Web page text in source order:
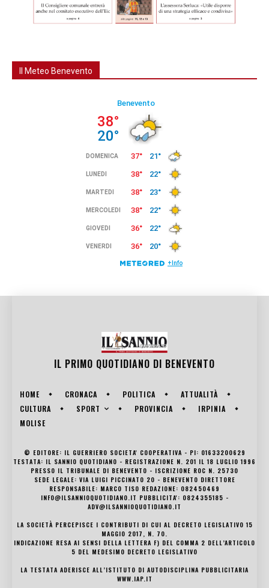
Il Meteo Benevento
IL PRIMO QUOTIDIANO DI BENEVENTO
HOME CRONACA POLITICA
ATTUALITÀ
CULTURA
SPORT PROVINCIA
IRPINIA
MOLISE
© EDITORE: IL GUERRIERO SOCIETA' COOPERATIVA - PI: 01633200629
TESTATA: IL SANNIO QUOTIDIANO - REGISTRAZIONE N. 201 IL 18 LUGLIO 1996
PRESSO IL TRIBUNALE DI BENEVENTO - ISCRIZIONE ROC N. 25730
SEDE LEGALE: VIA LUIGI PICCINATO 20 - BENEVENTO DIRETTORE
RESPONSABILE: MARCO TISO REDAZIONE: 082450469
INFO@ILSANNIOQUOTIDIANO.IT PUBBLICITA': 0824355185 -
ADV@ILSANNIOQUOTIDIANO.IT
LA SOCIETÀ PERCEPISCE I CONTRIBUTI DI CUI AL DECRETO LEGISLATIVO 15
MAGGIO 2017, N. 70.
INDICAZIONE RESA AI SENSI DELLA LETTERA F) DEL COMMA 2 DELL’ARTICOLO
5 DEL MEDESIMO DECRETO LEGISLATIVO
LA TESTATA ADERISCE ALL’ISTITUTO DI AUTODISCIPLINA PUBBLICITARIA
WWW.IAP.IT